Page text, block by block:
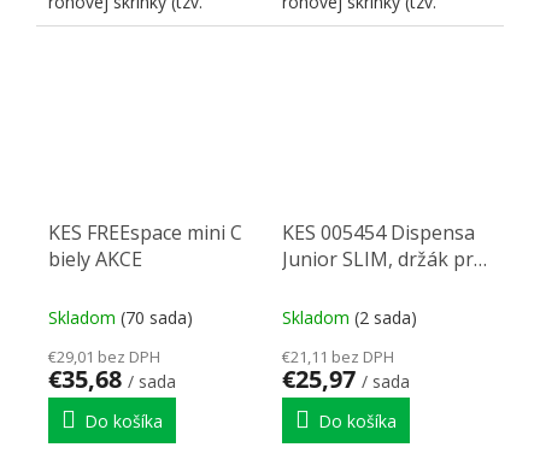
slepého rohu) Le Mans II....
slepého rohu) Le Mans II....
KES FREEspace mini C
biely AKCE
Skladom (70 sada)
€29,01 bez DPH
€35,68 / sada
Do košíka
KES 005454 Dispensa
Junior SLIM, držák pre
Skladom (2 sada)
€21,11 bez DPH
€25,97 / sada
Do košíka